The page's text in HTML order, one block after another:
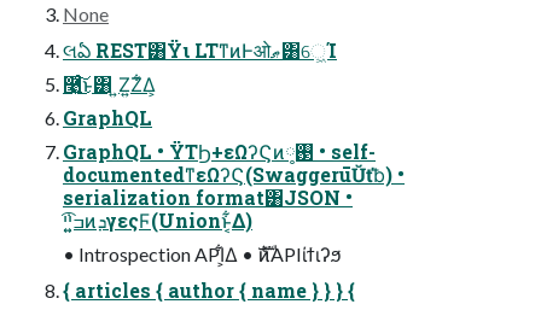
None
લఏ REST͸Ϋι LTͳͷͰओޠ͸େ͖Ί
࿩͍ͨ͜͠ͱ͸ ͍Ζ͍Ζ͋Δ͕
GraphQL
GraphQL • ΫΤϦ+εΩʔϚͷ࢓༷ • self-
documentedͳεΩʔϚ(SwaggerūŬťƀ) •
serialization format͸JSON •
݁ߏ͍͍ײ͡ͷܕγεςϜ(Unionͱ͔͋Δ)
• Introspection API͕͋Δ • ެࣜͷAPIίϯιʔϧ
{ articles { author { name } } } {